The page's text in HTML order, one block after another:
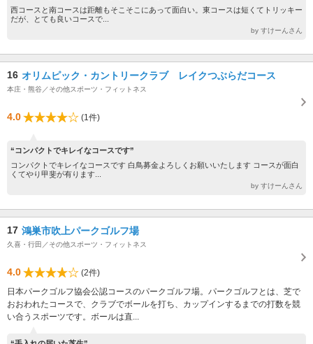
西コースと南コースは距離もそこそこにあって面白い。東コースは短くてトリッキー
だが、とても良いコースで...
by すけーんさん
16 オリムピック・カントリークラブ レイクつぶらだコース
本庄・熊谷／その他スポーツ・フィットネス
4.0 (1件)
“コンパクトでキレイなコースです”
コンパクトでキレイなコースです 白鳥募金よろしくお願いいたします コースが面白
くてやり甲斐が有ります...
by すけーんさん
17 鴻巣市吹上パークゴルフ場
久喜・行田／その他スポーツ・フィットネス
4.0
(2件)
日本パークゴルフ協会公認コースのパークゴルフ場。パークゴルフとは、芝で
おおわれたコースで、クラブでボールを打ち、カップインするまでの打数を競
い合うスポーツです。ボールは直...